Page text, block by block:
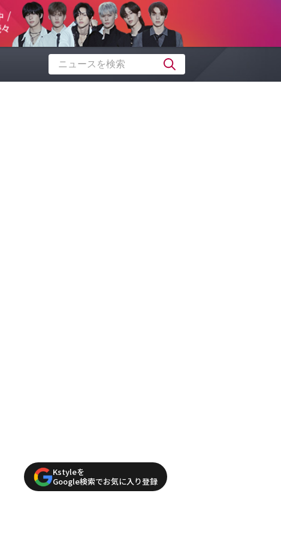
Kstyleを
Google検索でお気に入り登録